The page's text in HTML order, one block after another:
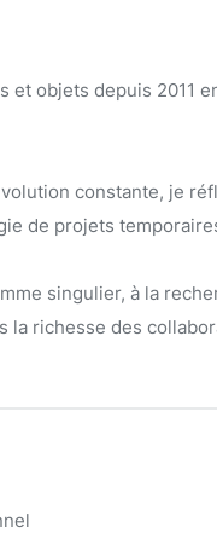
et objets depuis 2011
constante, je
de projets
singulier, à la
la richesse des